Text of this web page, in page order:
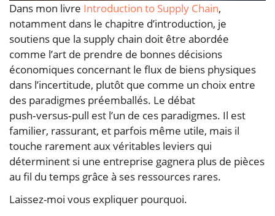
Dans mon livre Introduction to Supply Chain,
notamment dans le chapitre d’introduction, je
soutiens que la supply chain doit être abordée
comme l’art de prendre de bonnes décisions
économiques concernant le flux de biens physiques
dans l’incertitude, plutôt que comme un choix entre
des paradigmes préemballés. Le débat
push‑versus‑pull est l’un de ces paradigmes. Il est
familier, rassurant, et parfois même utile, mais il
touche rarement aux véritables leviers qui
déterminent si une entreprise gagnera plus de pièces
au fil du temps grâce à ses ressources rares.
Laissez-moi vous expliquer pourquoi.